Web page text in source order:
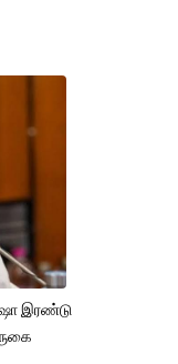
இரண்டு